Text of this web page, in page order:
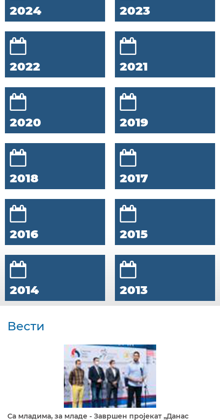
2024 2023
2022 2021
2020 2019
2018 2017
2016 2015
2014 2013
Вести
Са младима, за младе - Завршен пројекат „Данас